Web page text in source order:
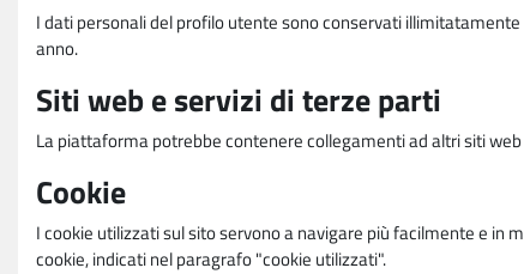
I dati personali del profilo utente sono conservati
anno.
Siti web e servizi di terze parti
La piattaforma potrebbe contenere collegamenti ad altri siti
Cookie
I cookie utilizzati sul sito servono a navigare più facilmente e in
cookie, indicati nel paragrafo "cookie utilizzati".